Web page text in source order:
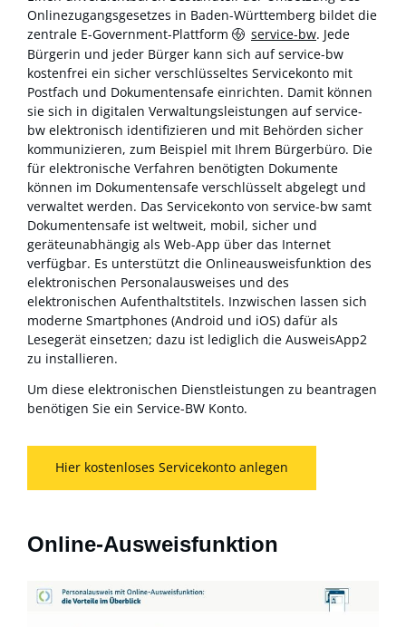
Onlinezugangsgesetzes in Baden-Württemberg bildet die
zentrale E-Government-Plattform
service-bw. Jede
Bürgerin und jeder Bürger kann sich auf service-bw
kostenfrei ein sicher verschlüsseltes Servicekonto mit
Postfach und Dokumentensafe einrichten. Damit können
sie sich in digitalen Verwaltungsleistungen auf service-
bw elektronisch identifizieren und mit Behörden sicher
kommunizieren, zum Beispiel mit Ihrem Bürgerbüro. Die
für elektronische Verfahren benötigten Dokumente
können im Dokumentensafe verschlüsselt abgelegt und
verwaltet werden. Das Servicekonto von service-bw samt
Dokumentensafe ist weltweit, mobil, sicher und
geräteunabhängig als Web-App über das Internet
verfügbar. Es unterstützt die Onlineausweisfunktion des
elektronischen Personalausweises und des
elektronischen Aufenthaltstitels. Inzwischen lassen sich
moderne Smartphones (Android und iOS) dafür als
Lesegerät einsetzen; dazu ist lediglich die AusweisApp2
zu installieren.
Um diese elektronischen Dienstleistungen zu beantragen
benötigen Sie ein Service-BW Konto.
Hier kostenloses Servicekonto anlegen
Online-Ausweisfunktion